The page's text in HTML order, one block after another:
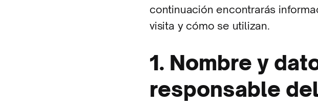
continuación encontrarás
visita y cómo se utilizan.
1. Nombre y
responsable